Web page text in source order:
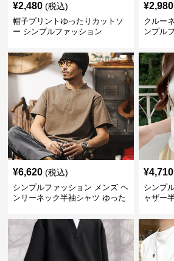
¥2,480 (税込)
帽子プリントゆったりカットソ
ー シンプルファッション
¥2,980
クルー
ンプル
¥6,620 (税込)
シンプルファッション メンズ ヘ
ンリーネック半袖シャツ ゆった
¥4,710
シンプ
ャザー